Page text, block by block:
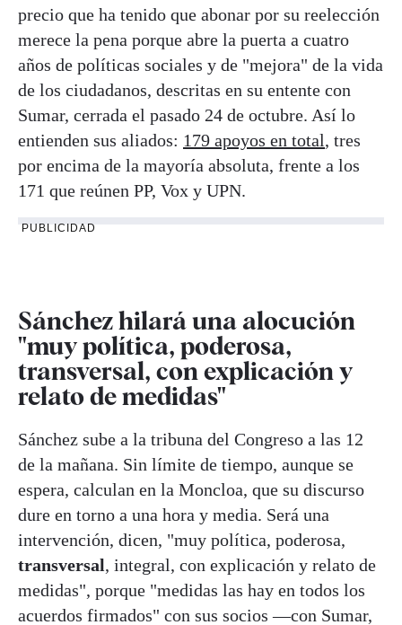
precio que ha tenido que abonar por su reelección
merece la pena porque abre la puerta a cuatro
años de políticas sociales y de "mejora" de la vida
de los ciudadanos, descritas en su entente con
Sumar, cerrada el pasado 24 de octubre. Así lo
entienden sus aliados: 179 apoyos en total, tres
por encima de la mayoría absoluta, frente a los
171 que reúnen PP, Vox y UPN.
PUBLICIDAD
Sánchez hilará una alocución
"muy política, poderosa,
transversal, con explicación y
relato de medidas"
Sánchez sube a la tribuna del Congreso a las 12
de la mañana. Sin límite de tiempo, aunque se
espera, calculan en la Moncloa, que su discurso
dure en torno a una hora y media. Será una
intervención, dicen, "muy política, poderosa,
transversal, integral, con explicación y relato de
medidas", porque "medidas las hay en todos los
acuerdos firmados" con sus socios —con Sumar,